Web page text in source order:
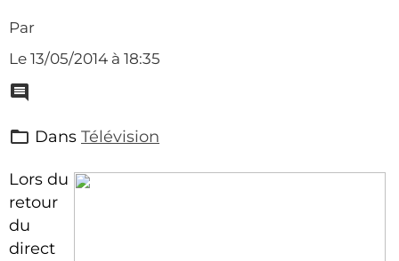
Par
Le 13/05/2014 à 18:35
Dans Télévision
Lors du
retour
du
direct